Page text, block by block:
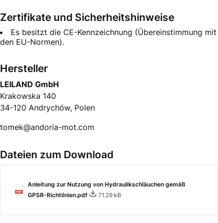
Zertifikate und Sicherheitshinweise
Es besitzt die CE-Kennzeichnung (Übereinstimmung mit
den EU-Normen).
Hersteller
LEILAND GmbH
Krakowska 140
34-120 Andrychów, Polen
tomek@andoria-mot.com
Dateien zum Download
Anleitung zur Nutzung von Hydraulikschläuchen gemäß
GPSR-Richtlinien.pdf
71.29 kB